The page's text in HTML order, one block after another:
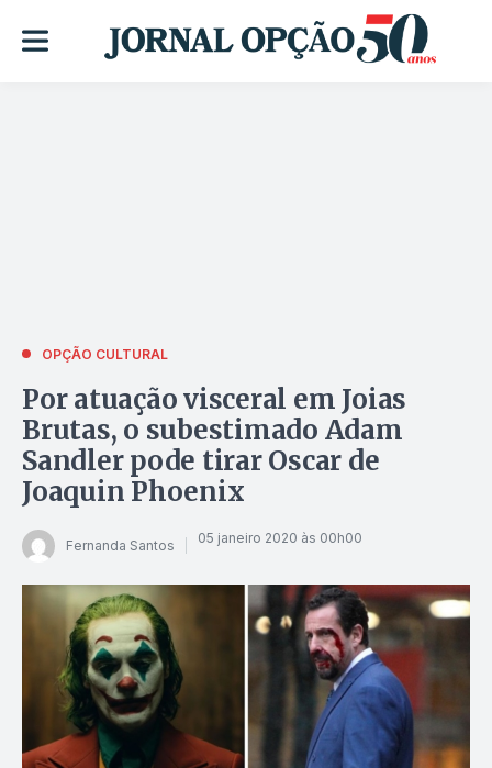
OPÇÃO CULTURAL
Por atuação visceral em Joias
Brutas, o subestimado Adam
Sandler pode tirar Oscar de
Joaquin Phoenix
Fernanda Santos 05 janeiro 2020 às 00h00